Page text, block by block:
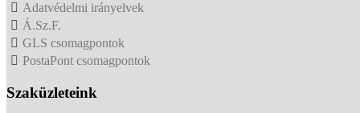
Adatvédelmi irányelvek
Á.Sz.F.
GLS csomagpontok
PostaPont csomagpontok
Szaküzleteink